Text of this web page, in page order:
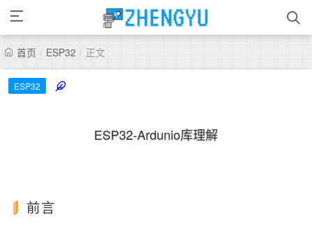
首页 / ESP32 / 正文
ESP32
ESP32-Ardunio库理解
前言